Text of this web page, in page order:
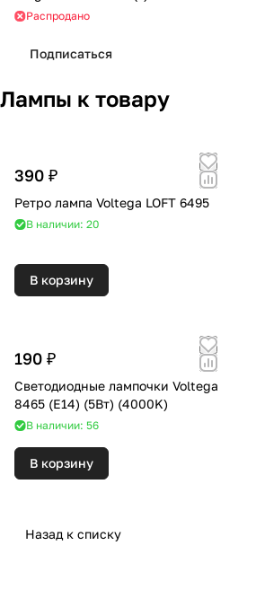
Распродано
Подписаться
Лампы к товару
390 ₽
Ретро лампа Voltega LOFT 6495
В наличии: 20
В корзину
190 ₽
Светодиодные лампочки Voltega
8465 (E14) (5Вт) (4000K)
В наличии: 56
В корзину
Назад к списку